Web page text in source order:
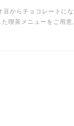
からチョコレートに
喫茶メニューをご用意